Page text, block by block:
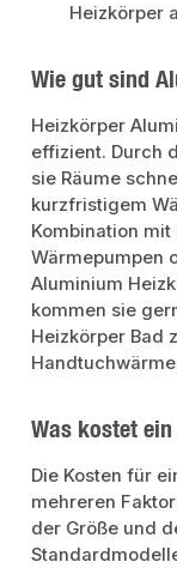
Heizkörper
Wie gut sind
Heizkörper
effizient. Durch
sie Räume
kurzfristigem
Kombination
Wärmepumpen
Aluminium
kommen sie
Heizkörper Bad
Was kostet
Die Kosten für
mehreren
der Größe und